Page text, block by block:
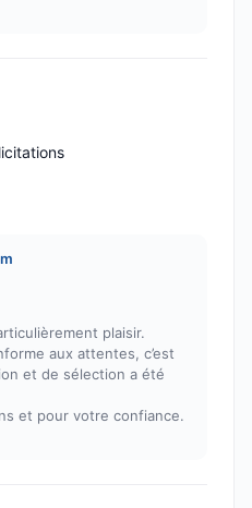
plaisir.
aux attentes, c’est
et de sélection a été
et pour votre confiance.